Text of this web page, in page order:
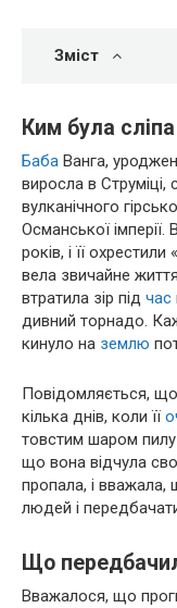
Зміст
Ким була
Баба Ванга,
виросла в Струміці,
вулканічного
Османської імперії.
років, і її
вела звичайне
втратила зір під час
дивний торнадо.
кинуло на землю
Повідомляється,
кілька днів, коли її
товстим шаром пилу
що вона відчула
пропала, і вважала,
людей і
Що
Вважалося, що